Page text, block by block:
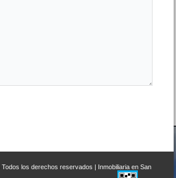
Todos los derechos reservados | Inmobiliaria en San